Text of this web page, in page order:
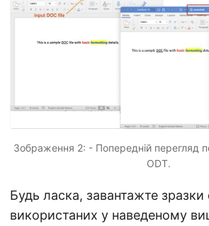
Зображення 2: - Попередній перегляд
ODT.
Будь ласка, завантажте зразки
використаних у наведеному